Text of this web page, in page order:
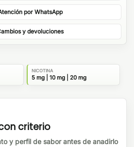
por WhatsApp
y devoluciones
NICOTINA
5 mg | 10 mg | 20 mg
criterio
y perfil de sabor antes de anadirlo